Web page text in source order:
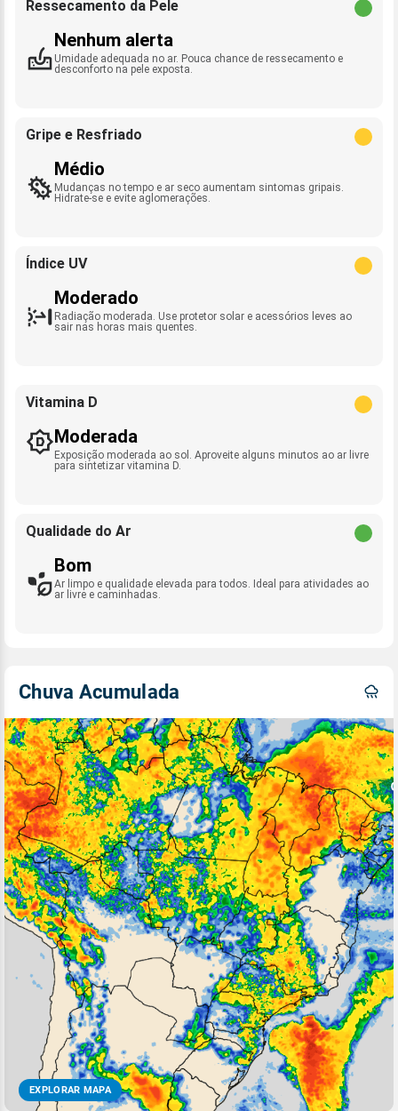
Ressecamento da Pele
Nenhum alerta
Umidade adequada no ar. Pouca chance de ressecamento e
desconforto na pele exposta.
Gripe e Resfriado
Médio
Mudanças no tempo e ar seco aumentam sintomas gripais.
Hidrate-se e evite aglomerações.
Índice UV
Moderado
Radiação moderada. Use protetor solar e acessórios leves ao
sair nas horas mais quentes.
Vitamina D
Moderada
Exposição moderada ao sol. Aproveite alguns minutos ao ar livre
para sintetizar vitamina D.
Qualidade do Ar
Bom
Ar limpo e qualidade elevada para todos. Ideal para atividades ao
ar livre e caminhadas.
Chuva Acumulada
EXPLORAR MAPA